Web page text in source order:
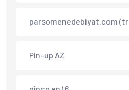
parsomenedebiyat.com (tr
Pin-up AZ